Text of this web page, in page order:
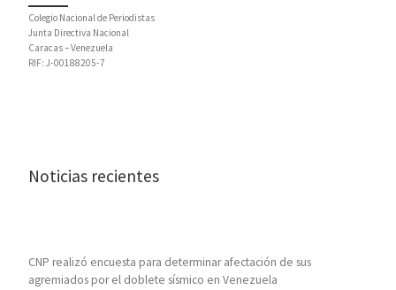
Colegio Nacional de Periodistas
Junta Directiva Nacional
Caracas – Venezuela
RIF: J-00188205-7
Noticias recientes
CNP realizó encuesta para determinar afectación de sus
agremiados por el doblete sísmico en Venezuela